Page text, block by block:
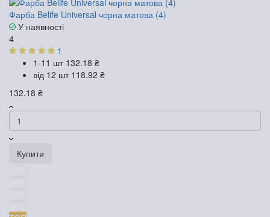
Фарба Belife Universal чорна матова (4)
У наявності
4
1
1-11 шт 132.18 ₴
від 12 шт 118.92 ₴
132.18 ₴
Купити